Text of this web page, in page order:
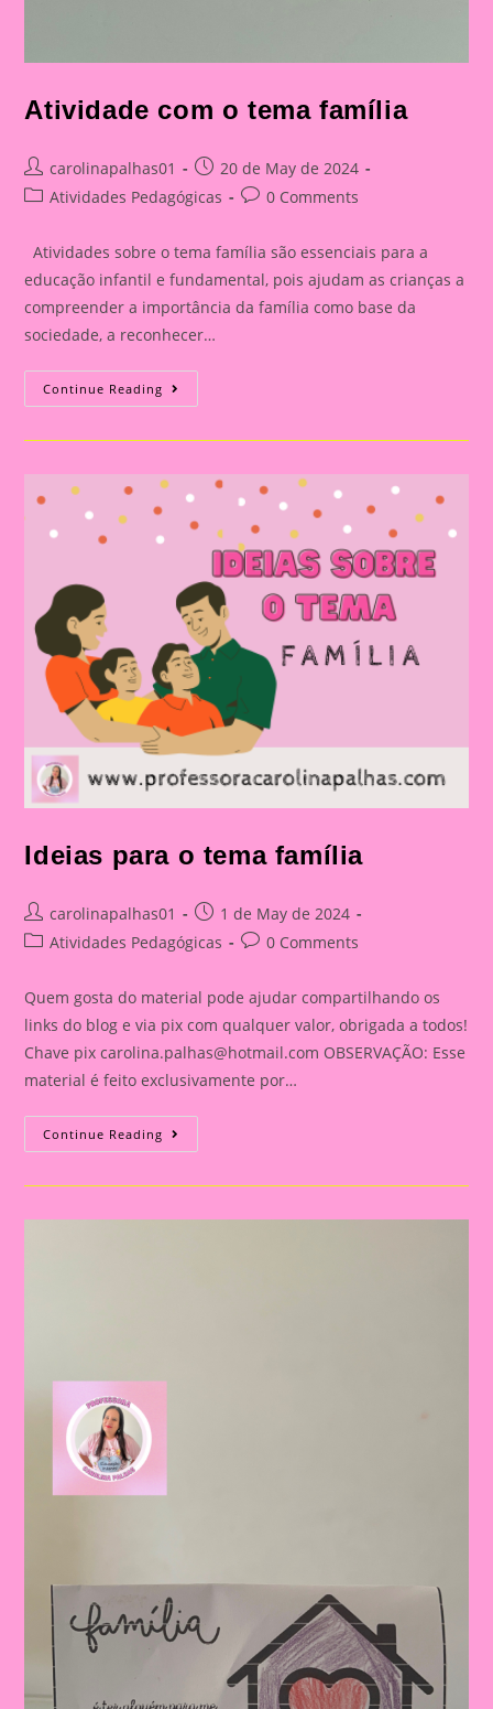
Atividade com o tema família
Post
author:
carolinapalhas01
Post
published:
20 de May de 2024
PostAtividades Pedagógicas
Post0 Comments
Atividades sobre o tema família são essenciais para a
educação infantil e fundamental, pois ajudam as crianças a
compreender a importância da família como base da
sociedade, a reconhecer…
Continue Reading Atividade
Com
Ideias para o tema família
Post
author:
carolinapalhas01
Post
published:
1 de May de 2024
PostAtividades Pedagógicas
Post0 Comments
Quem gosta do material pode ajudar compartilhando os
links do blog e via pix com qualquer valor, obrigada a todos!
Chave pixcarolina.palhas@hotmail.com OBSERVAÇÃO: Esse
material é feito exclusivamente por…
Continue Reading Ideias
Para